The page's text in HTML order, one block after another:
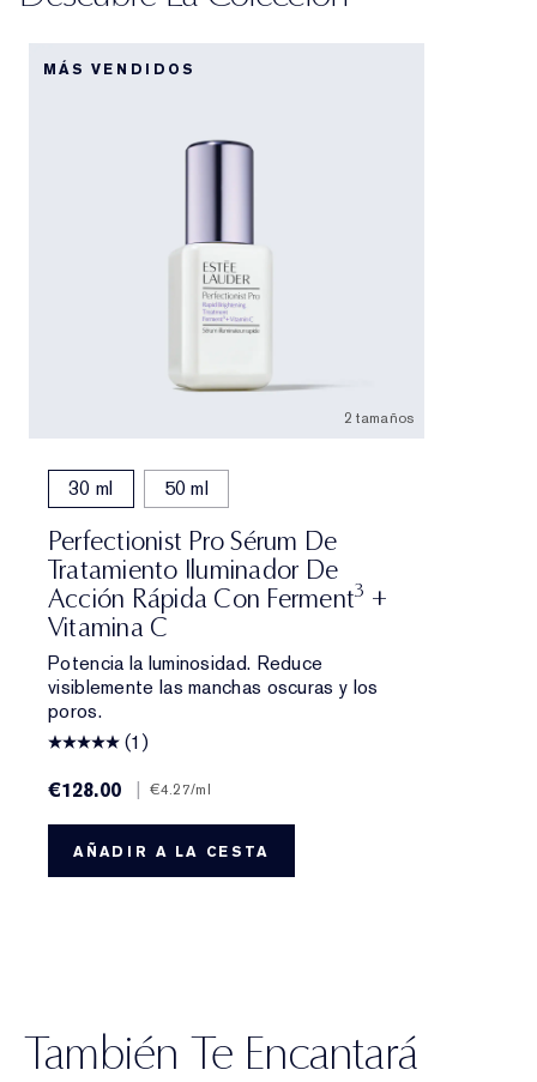
MÁS VENDIDOS
2 tamaños
30 ml 50 ml
Perfectionist Pro Sérum De
Tratamiento Iluminador De
Acción Rápida Con Ferment3 +
Vitamina C
Potencia la luminosidad. Reduce
visiblemente las manchas oscuras y los
poros.
(1)
€128.00
| €4.27/ml
AÑADIR A LA CESTA
También Te Encantará